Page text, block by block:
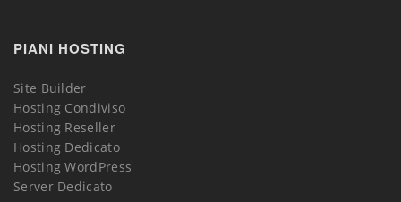
PIANI HOSTING
Site Builder
Hosting Condiviso
Hosting Reseller
Hosting Dedicato
Hosting WordPress
Server Dedicato